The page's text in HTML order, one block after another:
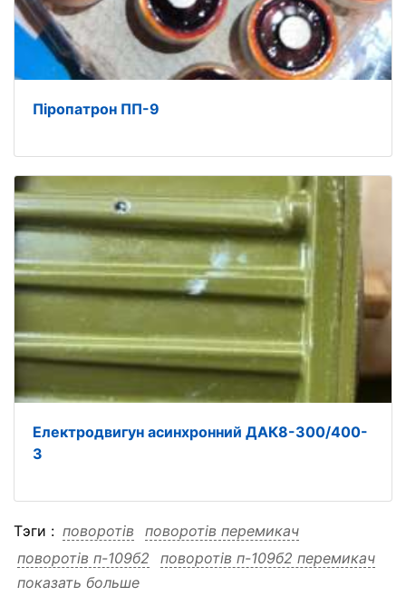
Піропатрон ПП-9
Електродвигун асинхронний ДАК8-300/400-
3
Тэги : поворотів
поворотів перемикач
поворотів п-109б2
поворотів п-109б2 перемикач
перемикач перемикач поворотів
показать больше